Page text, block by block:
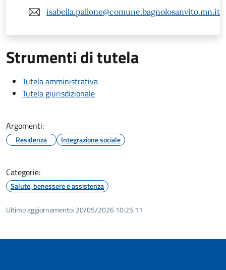
isabella.pallone@comune.bagnolosanvito.mn.it
Strumenti di tutela
Tutela amministrativa
Tutela giurisdizionale
Argomenti:
Residenza Integrazione sociale
Categorie:
Salute, benessere e assistenza
Ultimo aggiornamento: 20/05/2026 10:25.11